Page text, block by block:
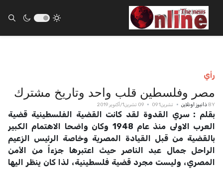
رأي
مصر وفلسطين قلب واحد وتاريخ مشترك
BY ذانيوز اونلاين تشرين1 09 09 تشرين1/أكتوير 2019
بقلم : سري القدوة لقد كانت القضية الفلسطينية قضية
العرب الاولى منذ عام 1948 وكان واضحا الاهتمام الكبير
بالقضية من قبل القيادة المصرية وخاصة الرئيس الزعيم
الراحل جمال عبد الناصر حيث اعتبرها جزءاً من الأمن
المصري، وليست مجرد قضية فلسطينية، لذا كان ينظر اليها